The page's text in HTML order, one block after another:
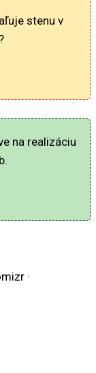
stenu v
na realizáciu
·